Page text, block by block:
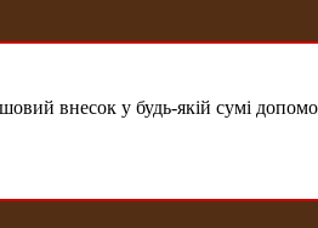
внесок у будь-якій сумі